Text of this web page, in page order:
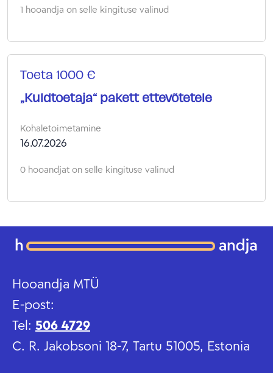
1 hooandja on selle kingituse valinud
Toeta 1000 €
„Kuldtoetaja“ pakett ettevõtetele
Kohaletoimetamine
16.07.2026
0 hooandjat on selle kingituse valinud
Hooandja MTÜ
E-post:
Tel: 506 4729
C. R. Jakobsoni 18-7, Tartu 51005, Estonia